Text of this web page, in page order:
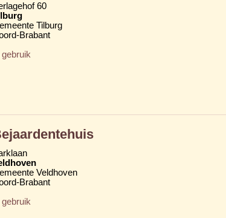
60
Tilburg
Brabant
gebruik
Veldhoven
Brabant
gebruik